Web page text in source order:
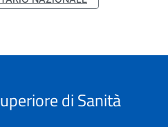
di Sanità